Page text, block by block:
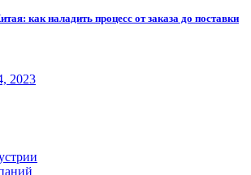
как наладить процесс от заказа до поставки
2023